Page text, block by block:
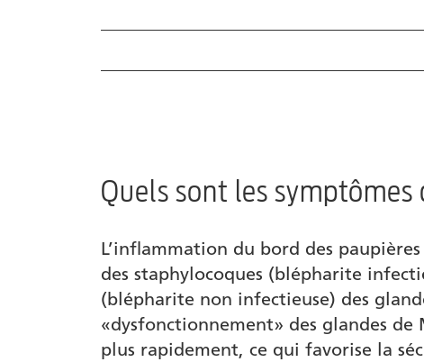
Quels sont les symptômes d’une
Auteur
Quels sont les
L’inflammation du bord des
des staphylocoques (blépharite
(blépharite non infectieuse) des
«dysfonctionnement» des glandes de
plus rapidement, ce qui favorise la